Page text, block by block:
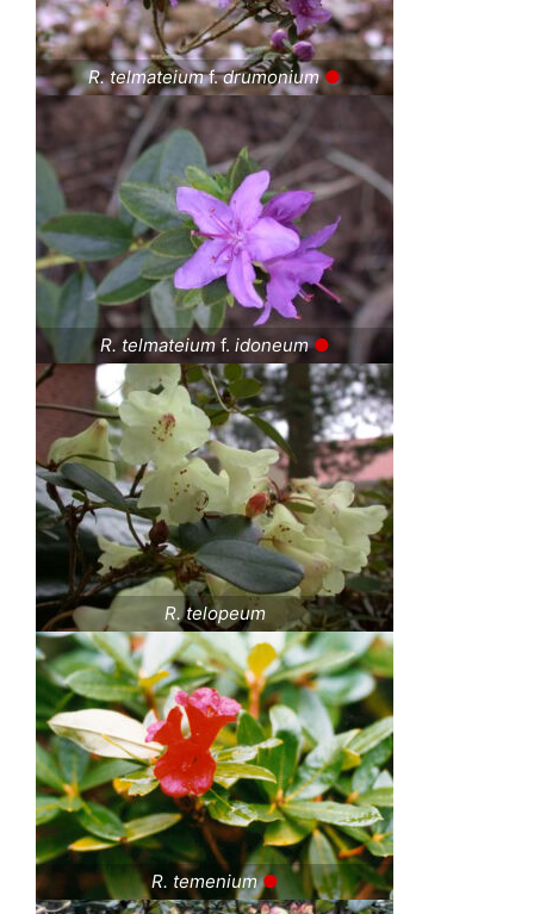
R. telmateiumf.drumonium ●
R. telmateiumf. idoneum ●
R. telopeum
R. temenium ●